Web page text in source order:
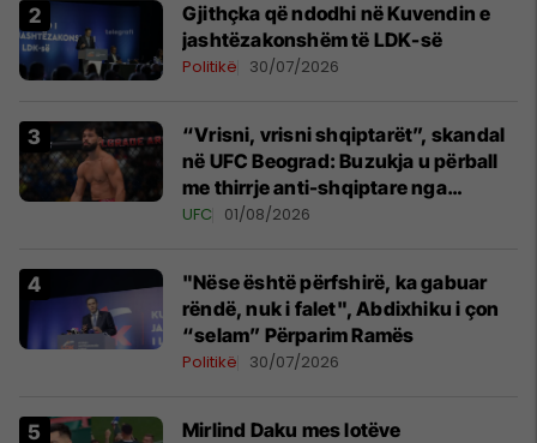
Gjithçka që ndodhi në Kuvendin e
jashtëzakonshëm të LDK-së
Politikë 30/07/2026
“Vrisni, vrisni shqiptarët”, skandal
në UFC Beograd: Buzukja u përball
me thirrje anti-shqiptare nga
tribunat
UFC 01/08/2026
"Nëse është përfshirë, ka gabuar
rëndë, nuk i falet", Abdixhiku i çon
“selam” Përparim Ramës
Politikë 30/07/2026
Mirlind Daku mes lotëve